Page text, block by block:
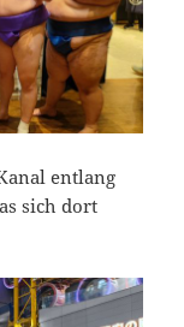
entlang
sich dort